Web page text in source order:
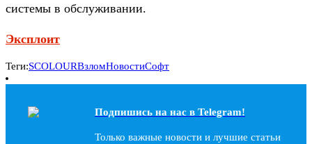
системы в обслуживании.
Эксплоит
Теги:SCOLOURВзломНовостиСофт
Подпишись на наc в Telegram!
Только важные новости и лучшие статьи